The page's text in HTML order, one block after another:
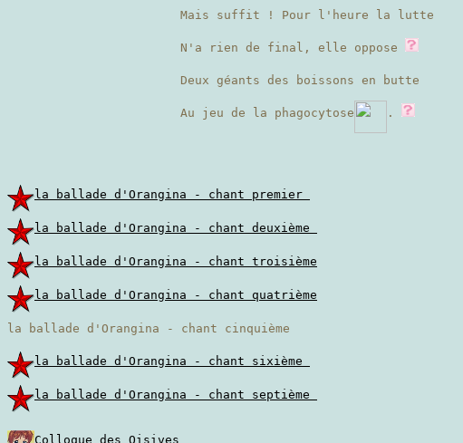
Mais suffit ! Pour l'heure la lutte
N'a rien de final, elle oppose
Deux géants des boissons en butte
Au jeu de la phagocytose .
la ballade d'Orangina - chant premier
la ballade d'Orangina - chant deuxième
la ballade d'Orangina - chant troisième
la ballade d'Orangina - chant quatrième
la ballade d'Orangina - chant cinquième
la ballade d'Orangina - chant sixième
la ballade d'Orangina - chant septième
Colloque des Oisives